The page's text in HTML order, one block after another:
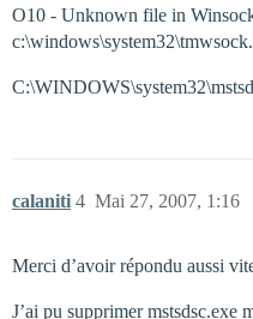
O10 - Unknown file in
calaniti Mai 27, 2007, 1:16
4
Merci d’avoir répondu aussi
J’ai pu supprimer mstsdsc.exe